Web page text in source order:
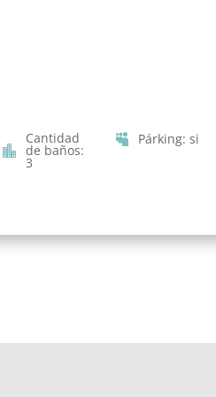
Cantidad
de baños:
3
Párking:si